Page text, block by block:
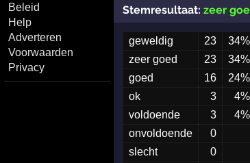
Beleid
Help
Adverteren
Voorwaarden
Privacy
Stemresultaat: zeer
geweldig 23
34%
zeer goed
23
34%
goed
16
24%
ok
3
4%
voldoende
3
4%
onvoldoende
0
slecht
0